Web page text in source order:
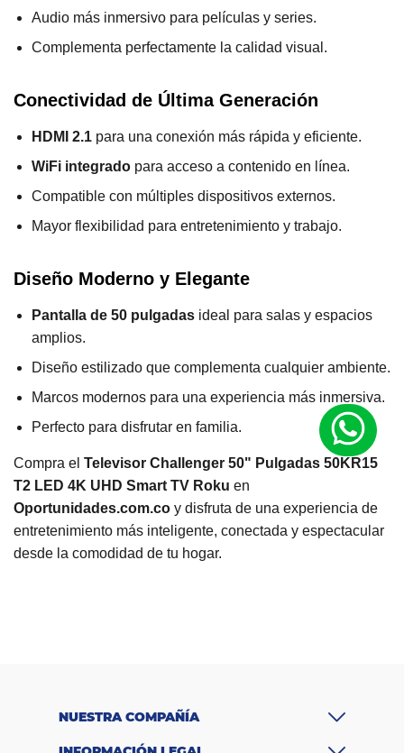
Audio más inmersivo para películas y series.
Complementa perfectamente la calidad visual.
Conectividad de Última Generación
HDMI 2.1 para una conexión más rápida y eficiente.
WiFi integrado para acceso a contenido en línea.
Compatible con múltiples dispositivos externos.
Mayor flexibilidad para entretenimiento y trabajo.
Diseño Moderno y Elegante
Pantalla de 50 pulgadas ideal para salas y espacios
amplios.
Diseño estilizado que complementa cualquier ambiente.
Marcos modernos para una experiencia más inmersiva.
Perfecto para disfrutar en familia.
Compra el Televisor Challenger 50" Pulgadas 50KR15
T2 LED 4K UHD Smart TV Roku en
Oportunidades.com.co y disfruta de una experiencia de
entretenimiento más inteligente, conectada y espectacular
desde la comodidad de tu hogar.
NUESTRA COMPAÑÍA